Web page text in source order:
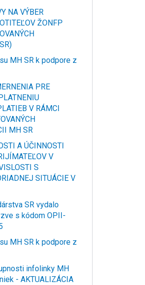
NA VÝBER
ŽONFP
MH SR k podpore z
PRE
V RÁMCI
MH SR
A ÚČINNOSTI
V
S
SITUÁCIE V
SR vydalo
s kódom OPII-
MH SR k podpore z
infolinky MH
- AKTUALIZÁCIA